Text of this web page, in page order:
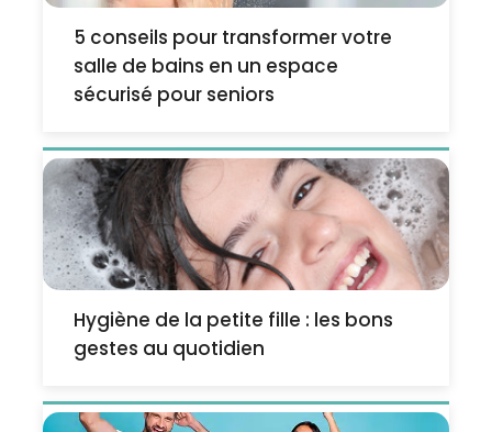
5 conseils pour transformer votre
salle de bains en un espace
sécurisé pour seniors
Hygiène de la petite fille : les bons
gestes au quotidien